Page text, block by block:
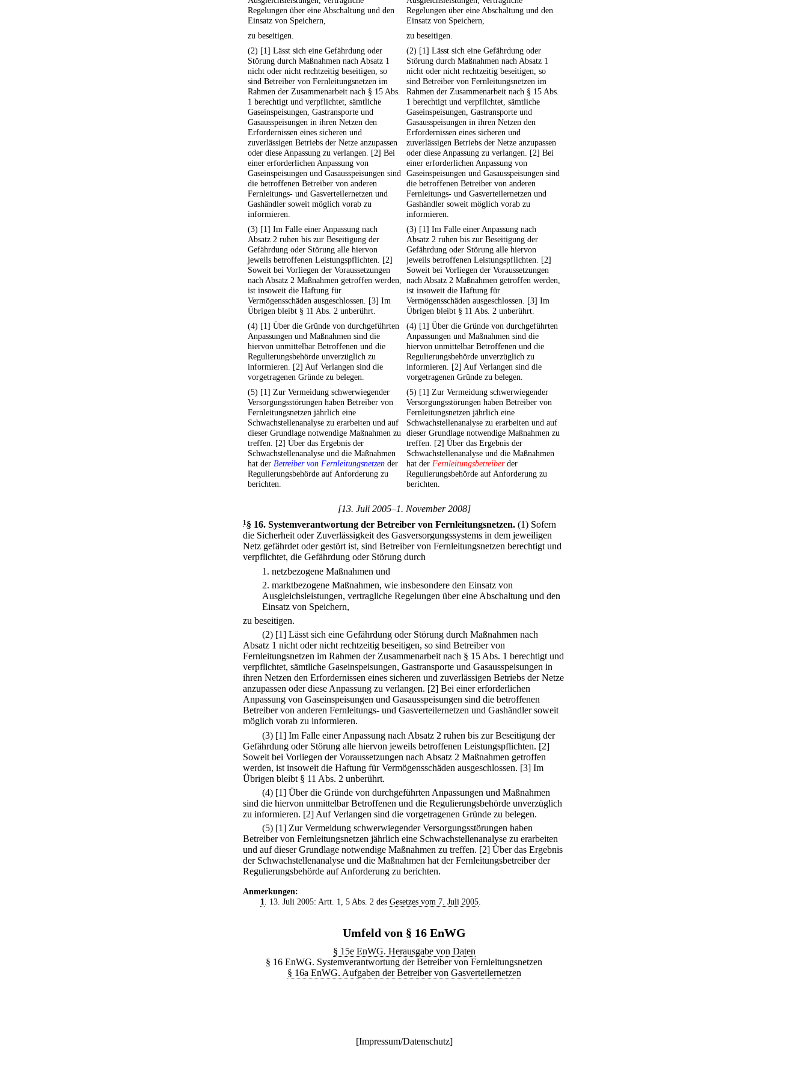
Regelungen über eine Abschaltung und den
Einsatz von Speichern,
Regelungen über eine Abschaltung und den
Einsatz von Speichern,
zu beseitigen.
zu beseitigen.
(2) [1] Lässt sich eine Gefährdung oder
Störung durch Maßnahmen nach Absatz 1
nicht oder nicht rechtzeitig beseitigen, so
sind Betreiber von Fernleitungsnetzen im
Rahmen der Zusammenarbeit nach § 15 Abs.
1 berechtigt und verpflichtet, sämtliche
Gaseinspeisungen, Gastransporte und
Gasausspeisungen in ihren Netzen den
Erfordernissen eines sicheren und
zuverlässigen Betriebs der Netze anzupassen
oder diese Anpassung zu verlangen. [2] Bei
einer erforderlichen Anpassung von
Gaseinspeisungen und Gasausspeisungen sind
die betroffenen Betreiber von anderen
Fernleitungs- und Gasverteilernetzen und
Gashändler soweit möglich vorab zu
informieren.
(2) [1] Lässt sich eine Gefährdung oder
Störung durch Maßnahmen nach Absatz 1
nicht oder nicht rechtzeitig beseitigen, so
sind Betreiber von Fernleitungsnetzen im
Rahmen der Zusammenarbeit nach § 15 Abs.
1 berechtigt und verpflichtet, sämtliche
Gaseinspeisungen, Gastransporte und
Gasausspeisungen in ihren Netzen den
Erfordernissen eines sicheren und
zuverlässigen Betriebs der Netze anzupassen
oder diese Anpassung zu verlangen. [2] Bei
einer erforderlichen Anpassung von
Gaseinspeisungen und Gasausspeisungen sind
die betroffenen Betreiber von anderen
Fernleitungs- und Gasverteilernetzen und
Gashändler soweit möglich vorab zu
informieren.
(3) [1] Im Falle einer Anpassung nach
Absatz 2 ruhen bis zur Beseitigung der
Gefährdung oder Störung alle hiervon
jeweils betroffenen Leistungspflichten. [2]
Soweit bei Vorliegen der Voraussetzungen
nach Absatz 2 Maßnahmen getroffen werden,
ist insoweit die Haftung für
Vermögensschäden ausgeschlossen. [3] Im
Übrigen bleibt § 11 Abs. 2 unberührt.
(3) [1] Im Falle einer Anpassung nach
Absatz 2 ruhen bis zur Beseitigung der
Gefährdung oder Störung alle hiervon
jeweils betroffenen Leistungspflichten. [2]
Soweit bei Vorliegen der Voraussetzungen
nach Absatz 2 Maßnahmen getroffen werden,
ist insoweit die Haftung für
Vermögensschäden ausgeschlossen. [3] Im
Übrigen bleibt § 11 Abs. 2 unberührt.
(4) [1] Über die Gründe von durchgeführten
Anpassungen und Maßnahmen sind die
hiervon unmittelbar Betroffenen und die
Regulierungsbehörde unverzüglich zu
informieren. [2] Auf Verlangen sind die
vorgetragenen Gründe zu belegen.
(4) [1] Über die Gründe von durchgeführten
Anpassungen und Maßnahmen sind die
hiervon unmittelbar Betroffenen und die
Regulierungsbehörde unverzüglich zu
informieren. [2] Auf Verlangen sind die
vorgetragenen Gründe zu belegen.
(5) [1] Zur Vermeidung schwerwiegender
Versorgungsstörungen haben Betreiber von
Fernleitungsnetzen jährlich eine
Schwachstellenanalyse zu erarbeiten und auf
dieser Grundlage notwendige Maßnahmen zu
treffen. [2] Über das Ergebnis der
Schwachstellenanalyse und die Maßnahmen
hat der Betreiber von Fernleitungsnetzen der
Regulierungsbehörde auf Anforderung zu
berichten.
(5) [1] Zur Vermeidung schwerwiegender
Versorgungsstörungen haben Betreiber von
Fernleitungsnetzen jährlich eine
Schwachstellenanalyse zu erarbeiten und auf
dieser Grundlage notwendige Maßnahmen zu
treffen. [2] Über das Ergebnis der
Schwachstellenanalyse und die Maßnahmen
hat der Fernleitungsbetreiberder
Regulierungsbehörde auf Anforderung zu
berichten.
[13. Juli 2005–1. November 2008]
1§ 16. Systemverantwortung der Betreiber von Fernleitungsnetzen. (1) Sofern
die Sicherheit oder Zuverlässigkeit des Gasversorgungssystems in dem jeweiligen
Netz gefährdet oder gestört ist, sind Betreiber von Fernleitungsnetzen berechtigt und
verpflichtet, die Gefährdung oder Störung durch
1. netzbezogene Maßnahmen und
2. marktbezogene Maßnahmen, wie insbesondere den Einsatz von
Ausgleichsleistungen, vertragliche Regelungen über eine Abschaltung und den
Einsatz von Speichern,
zu beseitigen.
(2) [1] Lässt sich eine Gefährdung oder Störung durch Maßnahmen nach
Absatz 1 nicht oder nicht rechtzeitig beseitigen, so sind Betreiber von
Fernleitungsnetzen im Rahmen der Zusammenarbeit nach § 15 Abs. 1 berechtigt und
verpflichtet, sämtliche Gaseinspeisungen, Gastransporte und Gasausspeisungen in
ihren Netzen den Erfordernissen eines sicheren und zuverlässigen Betriebs der Netze
anzupassen oder diese Anpassung zu verlangen. [2] Bei einer erforderlichen
Anpassung von Gaseinspeisungen und Gasausspeisungen sind die betroffenen
Betreiber von anderen Fernleitungs- und Gasverteilernetzen und Gashändler soweit
möglich vorab zu informieren.
(3) [1] Im Falle einer Anpassung nach Absatz 2 ruhen bis zur Beseitigung der
Gefährdung oder Störung alle hiervon jeweils betroffenen Leistungspflichten. [2]
Soweit bei Vorliegen der Voraussetzungen nach Absatz 2 Maßnahmen getroffen
werden, ist insoweit die Haftung für Vermögensschäden ausgeschlossen. [3] Im
Übrigen bleibt § 11 Abs. 2 unberührt.
(4) [1] Über die Gründe von durchgeführten Anpassungen und Maßnahmen
sind die hiervon unmittelbar Betroffenen und die Regulierungsbehörde unverzüglich
zu informieren. [2] Auf Verlangen sind die vorgetragenen Gründe zu belegen.
(5) [1] Zur Vermeidung schwerwiegender Versorgungsstörungen haben
Betreiber von Fernleitungsnetzen jährlich eine Schwachstellenanalyse zu erarbeiten
und auf dieser Grundlage notwendige Maßnahmen zu treffen. [2] Über das Ergebnis
der Schwachstellenanalyse und die Maßnahmen hat der Fernleitungsbetreiber der
Regulierungsbehörde auf Anforderung zu berichten.
Anmerkungen:
1. 13. Juli 2005: Artt. 1, 5 Abs. 2 des Gesetzes vom 7. Juli 2005.
Umfeld von § 16 EnWG
§ 15e EnWG. Herausgabe von Daten
§ 16 EnWG. Systemverantwortung der Betreiber von Fernleitungsnetzen
§ 16a EnWG. Aufgaben der Betreiber von Gasverteilernetzen
[Impressum/Datenschutz]